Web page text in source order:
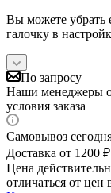
Вы можете убрать
галочку в
По запросу
Наши менеджеры
условия заказа
Самовывоз
Доставка от 1200 ₽
Цена
отличаться от